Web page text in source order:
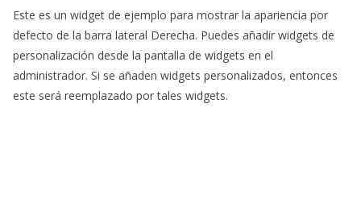
Este es un widget de ejemplo para mostrar la apariencia por
defecto de la barra lateral Derecha. Puedes añadir widgets de
personalización desde la pantalla de widgets en el
administrador. Si se añaden widgets personalizados, entonces
este será reemplazado por tales widgets.